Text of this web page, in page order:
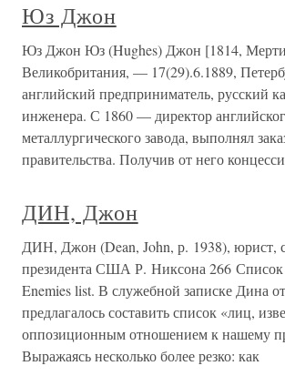
Юз Джон
Юз Джон Юз (Hughes) Джон [1814,
Великобритания, — 17(29).6.1889,
английский предприниматель, русский
инженера. С 1860 — директор
металлургического завода, выполнял
правительства. Получив от него
ДИН, Джон
ДИН, Джон (Dean, John, р. 1938), юрист,
президента США Р. Никсона 266 Список
Enemies list. В служебной записке Дина
предлагалось составить список «лиц,
оппозиционным отношением к нашему
Выражаясь несколько более резко: как